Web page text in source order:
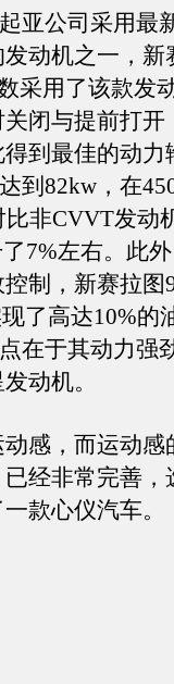
公司采用最
动机之一，新
采用了该款发
闭与提前打开
到最佳的动力
到82kw，在
非CVVT发动
7%左右。此
制，新赛拉图
了高达10%的
在于其动力强
动机。
感，而运动感
经非常完善，
款心仪汽车。